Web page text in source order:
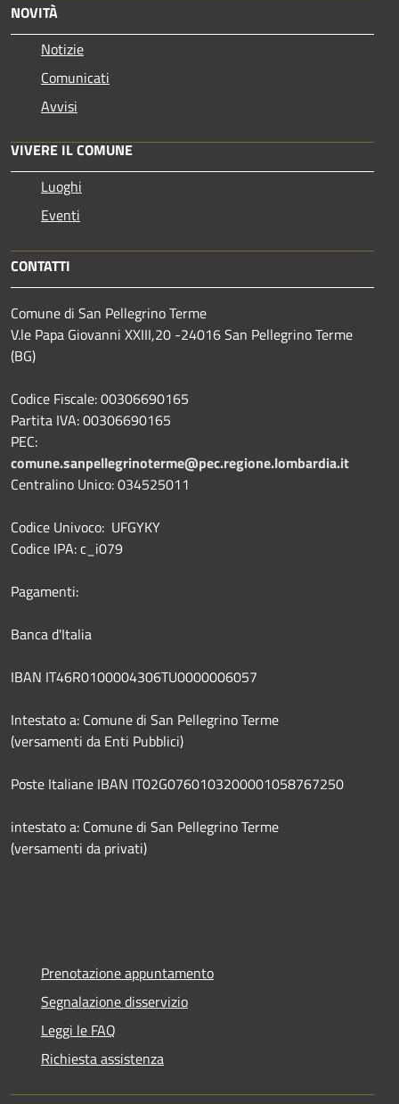
NOVITÀ
Notizie
Comunicati
Avvisi
VIVERE IL COMUNE
Luoghi
Eventi
CONTATTI
Comune di San Pellegrino Terme
V.le Papa Giovanni XXIII,20 -24016 San Pellegrino Terme
(BG)
Codice Fiscale: 00306690165
Partita IVA: 00306690165
PEC:
comune.sanpellegrinoterme@pec.regione.lombardia.it
Centralino Unico: 034525011
Codice Univoco: UFGYKY
Codice IPA: c_i079
Pagamenti:
Banca d'Italia
IBAN IT46R0100004306TU0000006057
Intestato a: Comune di San Pellegrino Terme
(versamenti da Enti Pubblici)
Poste Italiane IBAN IT02G0760103200001058767250
intestato a: Comune di San Pellegrino Terme
(versamenti da privati)
Prenotazione appuntamento
Segnalazione disservizio
Leggi le FAQ
Richiesta assistenza